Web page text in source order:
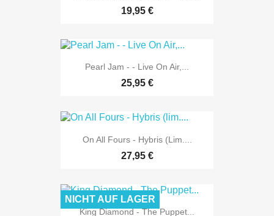
19,95 €
Pearl Jam - - Live On Air,...
25,95 €
On All Fours - Hybris (lim....
27,95 €
King Diamond - The Puppet...
NICHT AUF LAGER